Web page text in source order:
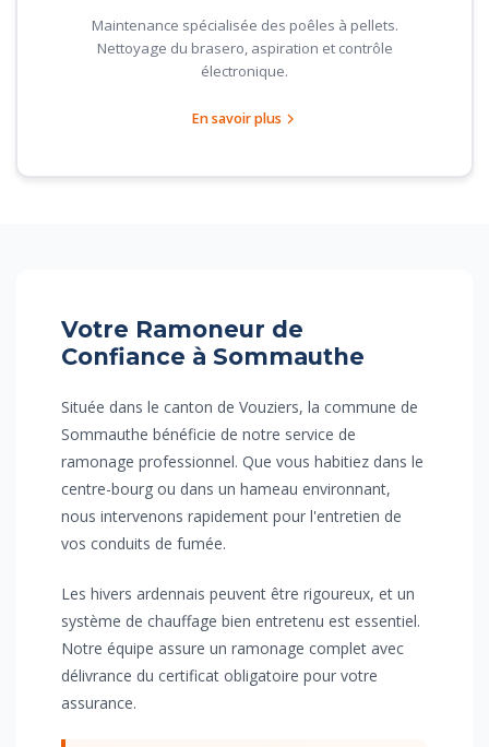
Maintenance spécialisée des poêles à pellets.
Nettoyage du brasero, aspiration et contrôle
électronique.
En savoir plus
Votre Ramoneur de
Confiance à Sommauthe
Située dans le canton de Vouziers, la commune de
Sommauthe bénéficie de notre service de
ramonage professionnel. Que vous habitiez dans le
centre-bourg ou dans un hameau environnant,
nous intervenons rapidement pour l'entretien de
vos conduits de fumée.
Les hivers ardennais peuvent être rigoureux, et un
système de chauffage bien entretenu est essentiel.
Notre équipe assure un ramonage complet avec
délivrance du certificat obligatoire pour votre
assurance.